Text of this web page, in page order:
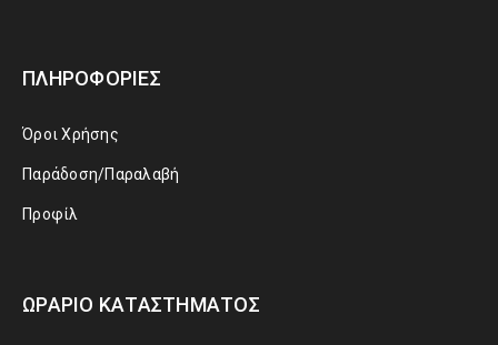
ΠΛΗΡΟΦΟΡΊΕΣ
Όροι Χρήσης
Παράδοση/Παραλαβή
Προφίλ
ΩΡΆΡΙΟ ΚΑΤΑΣΤΉΜΑΤΟΣ